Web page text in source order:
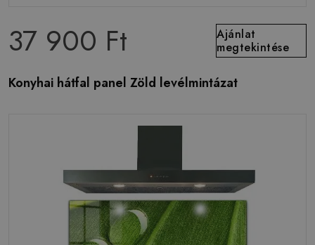
37 900 Ft
Ajánlat
megtekintése
Konyhai hátfal panel Zöld levélmintázat